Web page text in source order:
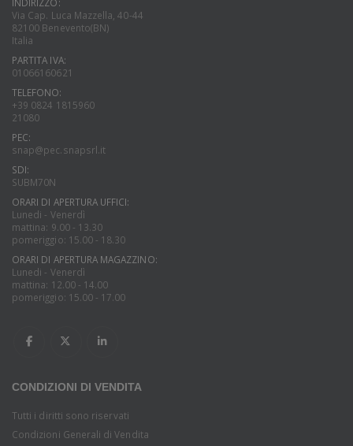
Via Cap. Luca Mazzella, 40-44
82100 Benevento(BN)
Italia
PARTITA IVA:
01066160621
TELEFONO:
+39 0824 1815960
21080
PEC:
snap@pec.snapsrl.it
SDI:
SUBM70N
ORARI DI APERTURA UFFICI:
Lunedi - Venerdì
mattina: 9.00 - 13.30
pomeriggio: 15.00 - 18.30
ORARI DI APERTURA MAGAZZINO:
Lunedi - Venerdì
mattina: 12.00 - 14.00
pomeriggio: 15.00 - 17.00
CONDIZIONI DI VENDITA
Tutti i diritti sono riservati
Condizioni Generali di Vendita